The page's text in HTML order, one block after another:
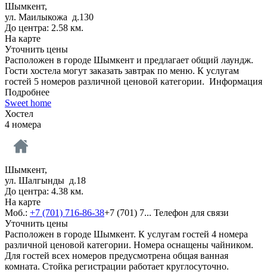
Шымкент,
ул. Маилыкожа д.130
До центра: 2.58 км.
На карте
Уточнить цены
Расположен в городе Шымкент и предлагает общий лаундж.
Гости хостела могут заказать завтрак по меню. К услугам
гостей 5 номеров различной ценовой категории. Информация
Подробнее
Sweet home
Хостел
4 номера
Шымкент,
ул. Шалгынды д.18
До центра: 4.38 км.
На карте
Моб.: +7 (701) 716-86-38+7 (701) 7... Телефон для связи
Уточнить цены
Расположен в городе Шымкент. К услугам гостей 4 номера
различной ценовой категории. Номера оснащены чайником.
Для гостей всех номеров предусмотрена общая ванная
комната. Стойка регистрации работает круглосуточно.